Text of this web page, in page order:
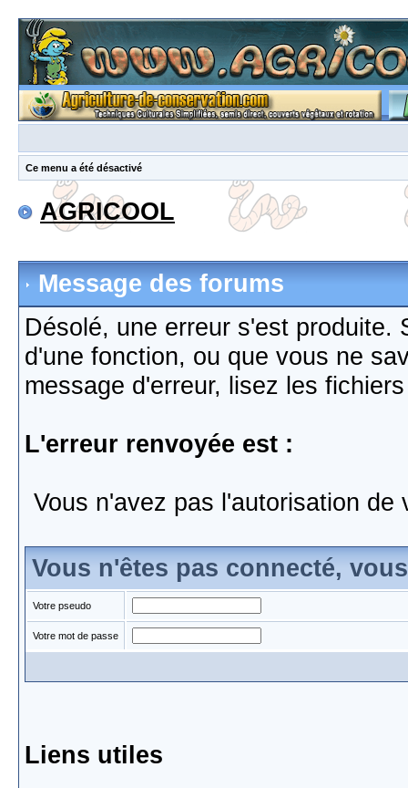
Ce menu a été désactivé
AGRICOOL
Message des forums
Désolé, une erreur s'est produite.
d'une fonction, ou que vous ne
message d'erreur, lisez les
L'erreur renvoyée est :
Vous n'avez pas l'autorisation de
Vous n'êtes pas connecté,
Votre pseudo
Votre mot de passe
Liens utiles